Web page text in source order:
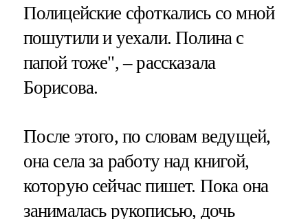
Полицейские сфоткались со мной
пошутили и уехали. Полина с
папой тоже", – рассказала
Борисова.
После этого, по словам ведущей,
она села за работу над книгой,
которую сейчас пишет. Пока она
занималась рукописью, дочь